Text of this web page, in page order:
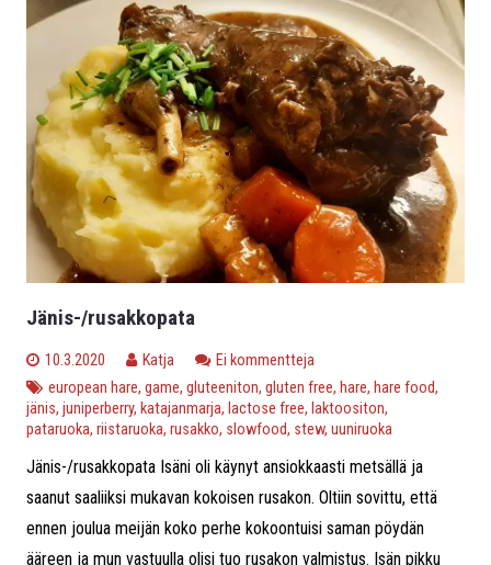
Jänis-/rusakkopata
10.3.2020 Katja
Ei kommentteja
european hare, game, gluteeniton, gluten free, hare, hare food,
jänis, juniperberry, katajanmarja, lactose free, laktoositon,
pataruoka, riistaruoka, rusakko, slowfood, stew, uuniruoka
Jänis-/rusakkopata Isäni oli käynyt ansiokkaasti metsällä ja
saanut saaliiksi mukavan kokoisen rusakon. Oltiin sovittu, että
ennen joulua meijän koko perhe kokoontuisi saman pöydän
ääreen ja mun vastuulla olisi tuo rusakon valmistus. Isän pikku